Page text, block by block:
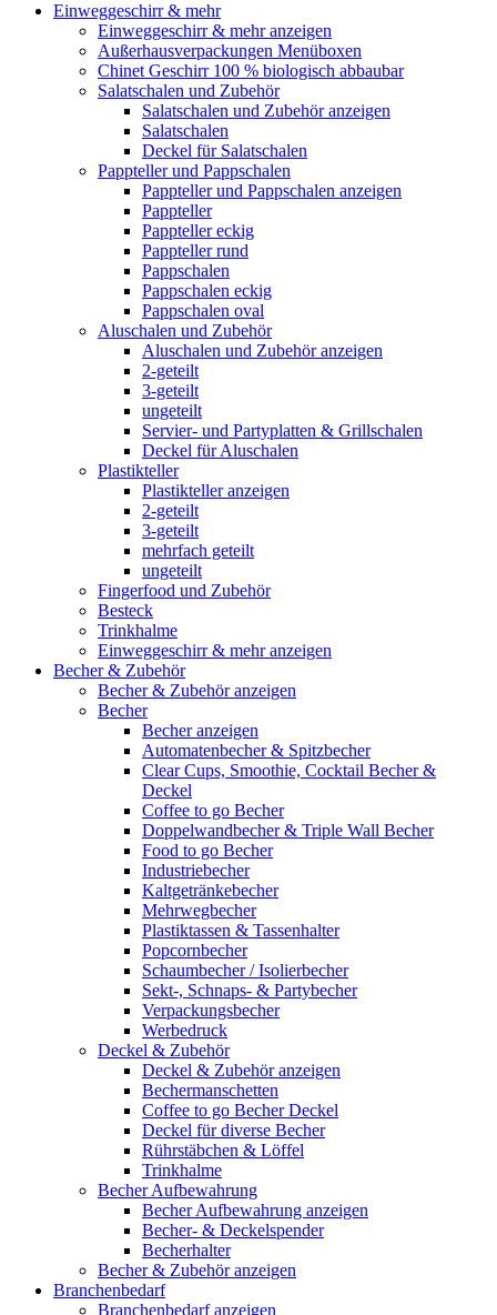
Einweggeschirr & mehr
Einweggeschirr & mehr anzeigen
Außerhausverpackungen Menüboxen
Chinet Geschirr 100 % biologisch abbaubar
Salatschalen und Zubehör
Salatschalen und Zubehör anzeigen
Salatschalen
Deckel für Salatschalen
Pappteller und Pappschalen
Pappteller und Pappschalen anzeigen
Pappteller
Pappteller eckig
Pappteller rund
Pappschalen
Pappschalen eckig
Pappschalen oval
Aluschalen und Zubehör
Aluschalen und Zubehör anzeigen
2-geteilt
3-geteilt
ungeteilt
Servier- und Partyplatten & Grillschalen
Deckel für Aluschalen
Plastikteller
Plastikteller anzeigen
2-geteilt
3-geteilt
mehrfach geteilt
ungeteilt
Fingerfood und Zubehör
Besteck
Trinkhalme
Einweggeschirr & mehr anzeigen
Becher & Zubehör
Becher & Zubehör anzeigen
Becher
Becher anzeigen
Automatenbecher & Spitzbecher
Clear Cups, Smoothie, Cocktail Becher &
Deckel
Coffee to go Becher
Doppelwandbecher & Triple Wall Becher
Food to go Becher
Industriebecher
Kaltgetränkebecher
Mehrwegbecher
Plastiktassen & Tassenhalter
Popcornbecher
Schaumbecher / Isolierbecher
Sekt-, Schnaps- & Partybecher
Verpackungsbecher
Werbedruck
Deckel & Zubehör
Deckel & Zubehör anzeigen
Bechermanschetten
Coffee to go Becher Deckel
Deckel für diverse Becher
Rührstäbchen & Löffel
Trinkhalme
Becher Aufbewahrung
Becher Aufbewahrung anzeigen
Becher- & Deckelspender
Becherhalter
Becher & Zubehör anzeigen
Branchenbedarf
Branchenbedarf anzeigen